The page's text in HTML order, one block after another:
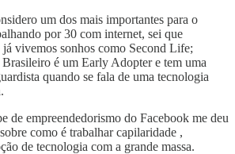
um dos mais importantes para o
por 30 com internet, sei que
já vivemos sonhos como Second Life;
é um Early Adopter e tem uma
quando se fala de uma tecnologia
de empreendedorismo do Facebook me deu
como é trabalhar capilaridade ,
de tecnologia com a grande massa.